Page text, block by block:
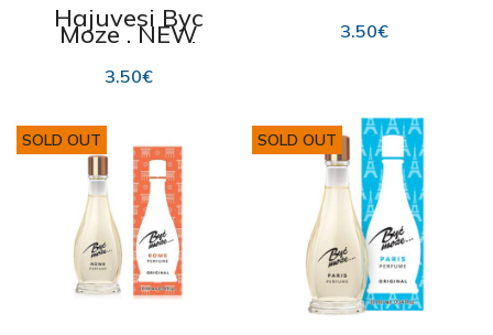
Hajuvesi Byc
Moze , NEW
YORK 10 ml
3.50€
3.50€
SOLD OUT SOLD OUT